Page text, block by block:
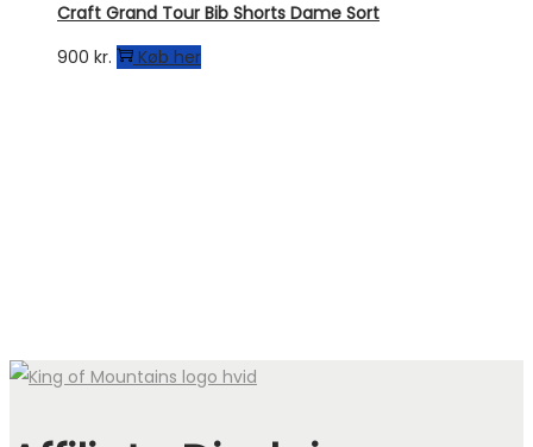
Craft Grand Tour Bib Shorts Dame Sort
900 kr. Køb her